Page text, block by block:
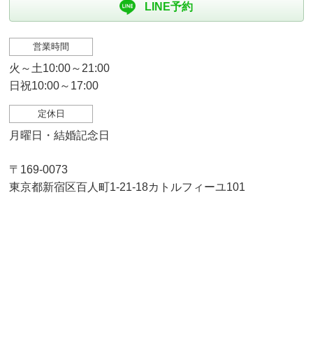
LINE予約
営業時間
火～土10:00～21:00
日祝10:00～17:00
定休日
月曜日・結婚記念日
〒169-0073
東京都新宿区百人町1-21-18カトルフィーユ101